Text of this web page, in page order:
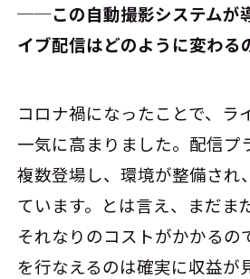
──この自動撮影システムが
イブ配信はどのように変わる
コロナ禍になったことで、ラ
一気に高まりました。配信プ
複数登場し、環境が整備され
ています。とは言え、まだま
それなりのコストがかかるの
を行なえるのは確実に収益が